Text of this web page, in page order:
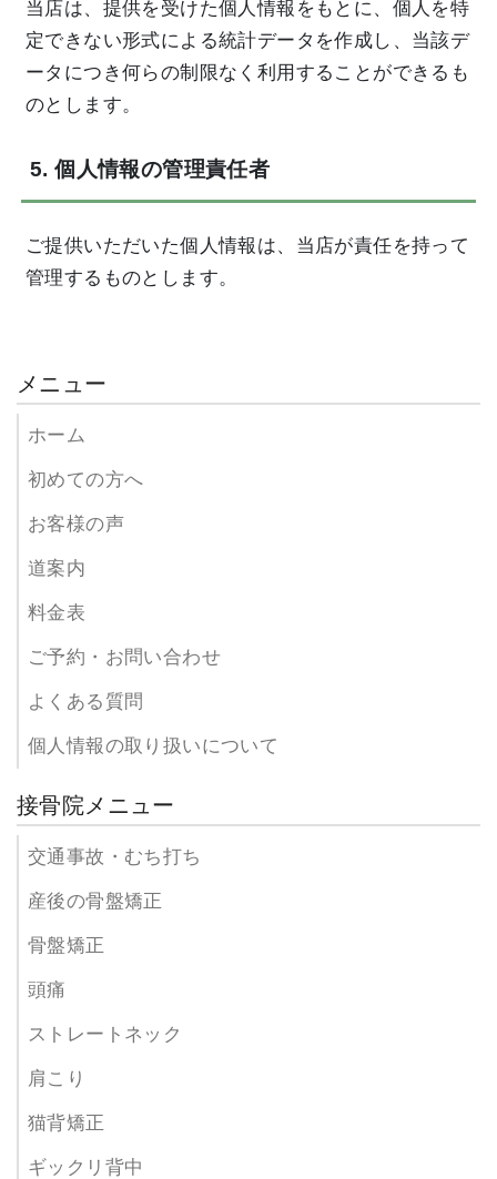
当店は、提供を受けた個人情報をもとに、個人を特
定できない形式による統計データを作成し、当該デ
ータにつき何らの制限なく利用することができるも
のとします。
5. 個人情報の管理責任者
ご提供いただいた個人情報は、当店が責任を持って
管理するものとします。
メニュー
ホーム
初めての方へ
お客様の声
道案内
料金表
ご予約・お問い合わせ
よくある質問
個人情報の取り扱いについて
接骨院メニュー
交通事故・むち打ち
産後の骨盤矯正
骨盤矯正
頭痛
ストレートネック
肩こり
猫背矯正
ギックリ背中